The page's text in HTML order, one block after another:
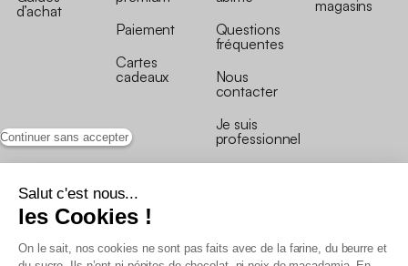
Continuer sans accepter
Salut c'est nous...
les Cookies !
On le sait, nos cookies ne sont pas faits avec de la farine, du beurre et
d’achat
Paiement
Cartes
cadeaux
Questions
fréquentes
Nous
contacter
Je suis
professionnel
magasins
Conditions générales de vente